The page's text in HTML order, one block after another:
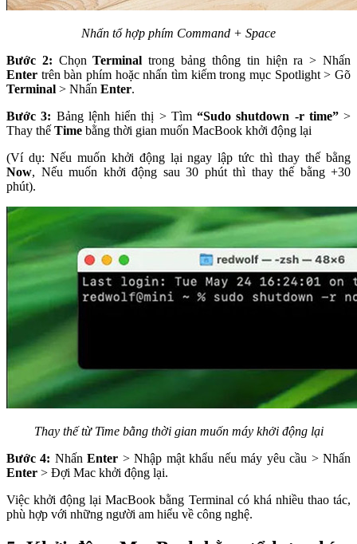
Nhấn tổ hợp phím Command + Space
Bước 2: ChọnTerminaltrong bảng thông tin hiện ra > Nhấn
Enter trên bàn phím hoặc nhấn tìm kiếm trong mục Spotlight > Gõ
Terminal > Nhấn Enter.
Bước 3: Bảng lệnh hiển thị > Tìm “Sudo shutdown -r time”>
Thay thế Time bằng thời gian muốn MacBook khởi động lại
(Ví dụ: Nếu muốn khởi động lại ngay lập tức thì thay thế bằng
Now, Nếu muốn khởi động sau 30 phút thì thay thế bằng +30
phút).
Thay thế từ Time bằng thời gian muốn máy khởi động lại
Bước 4: NhấnEnter > Nhập mật khẩu nếu máy yêu cầu > Nhấn
Enter > Đợi Mac khởi động lại.
Việc khởi động lại MacBook bằng Terminal có khá nhiều thao tác,
phù hợp với những người am hiểu về công nghệ.